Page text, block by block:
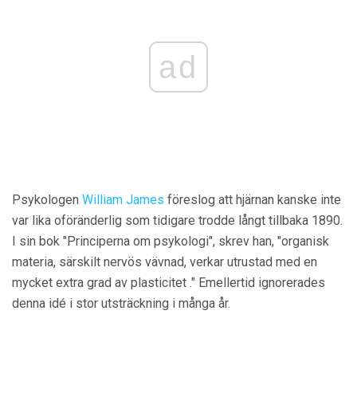
ad
Psykologen William James föreslog att hjärnan kanske inte
var lika oföränderlig som tidigare trodde långt tillbaka 1890.
I sin bok "Principerna om psykologi", skrev han, "organisk
materia, särskilt nervös vävnad, verkar utrustad med en
mycket extra grad av plasticitet ." Emellertid ignorerades
denna idé i stor utsträckning i många år.